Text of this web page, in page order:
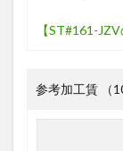
【ST#161-
参考加工賃 （